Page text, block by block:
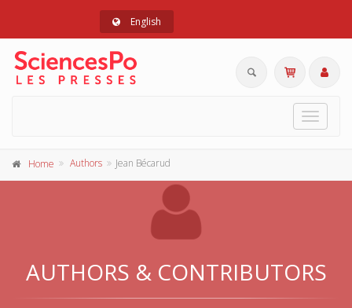
English
Toggle
Home Authors Jean Bécarud
AUTHORS & CONTRIBUTORS